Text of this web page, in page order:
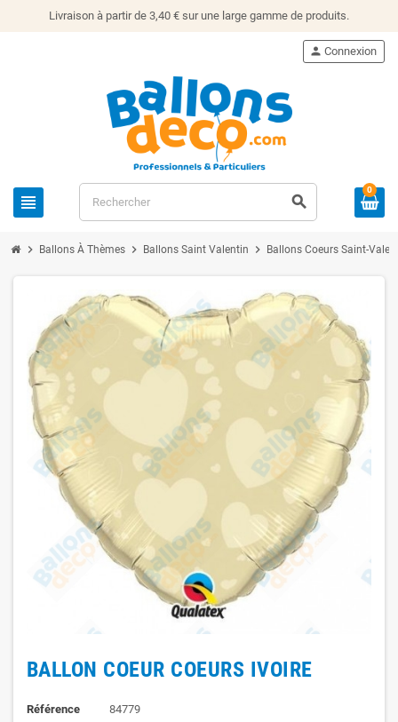
Livraison à partir de 3,40 € sur une large gamme de produits.
view_headline search
person Connexion
0
chevron_right Ballons À Thèmes chevron_right Ballons Saint Valentin chevron_right Ballons Coeurs Saint-
BALLON COEUR COEURS IVOIRE
Référence
84779